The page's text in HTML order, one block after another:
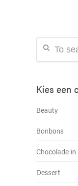
Kies een
Beauty
Bonbons
Chocolade
Dessert